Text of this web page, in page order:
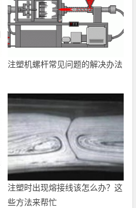
注塑机螺杆常见问题的解决办法
注塑时出现熔接线该怎么办？这
些方法来帮忙